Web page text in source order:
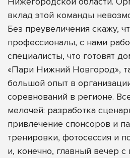
вклад этой команды
Без преувеличения скажу,
профессионалы, с нами
специалисты, что готовят
«Пари Нижний Новгород»,
большой опыт в
соревнований в регионе.
мелочей: разработка
привлечение спонсоров и
тренировки, фотосессия и
и, конечно, главный вечер